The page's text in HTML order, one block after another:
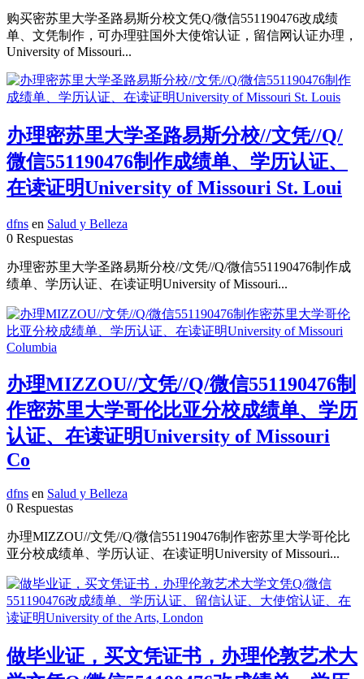
购买密苏里大学圣路易斯分校文凭Q/微信551190476改成绩
单、文凭制作，可办理驻国外大使馆认证，留信网认证办理，
University of Missouri...
办理密苏里大学圣路易斯分校//文凭//Q/
微信551190476制作成绩单、学历认证、
在读证明University of Missouri St. Loui
dfns en Salud y Belleza
0 Respuestas
办理密苏里大学圣路易斯分校//文凭//Q/微信551190476制作成
绩单、学历认证、在读证明University of Missouri...
办理MIZZOU//文凭//Q/微信551190476制
作密苏里大学哥伦比亚分校成绩单、学历
认证、在读证明University of Missouri
Co
dfns en Salud y Belleza
0 Respuestas
办理MIZZOU//文凭//Q/微信551190476制作密苏里大学哥伦比
亚分校成绩单、学历认证、在读证明University of Missouri...
做毕业证，买文凭证书，办理伦敦艺术大